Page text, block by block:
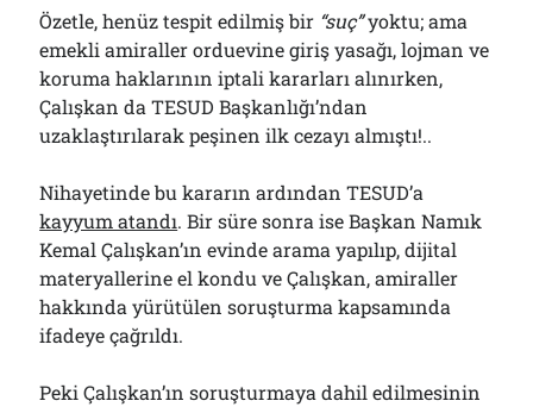
Özetle, henüz tespit edilmiş bir “suç”yoktu; ama
emekli amiraller orduevine giriş yasağı, lojman ve
koruma haklarının iptali kararları alınırken,
Çalışkan da TESUD Başkanlığı’ndan
uzaklaştırılarak peşinen ilk cezayı almıştı!..
Nihayetinde bu kararın ardından TESUD’a
kayyum atandı. Bir süre sonra ise Başkan Namık
Kemal Çalışkan’ın evinde arama yapılıp, dijital
materyallerine el kondu ve Çalışkan, amiraller
hakkında yürütülen soruşturma kapsamında
ifadeye çağrıldı.
Peki Çalışkan’ın soruşturmaya dahil edilmesinin